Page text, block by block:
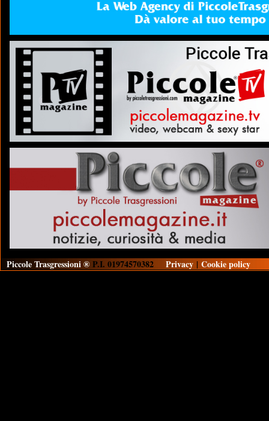
Piccole Trasgressioni ® P.I. 01974570382 Privacy | Cookie policy